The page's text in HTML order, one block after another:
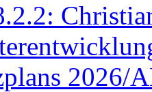
2026/